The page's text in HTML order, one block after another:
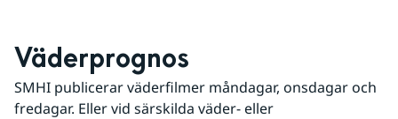
Väderprognos
SMHI publicerar väderfilmer måndagar, onsdagar och
fredagar. Eller vid särskilda väder- eller